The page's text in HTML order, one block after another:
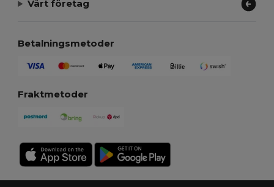
Vårt företag
Betalningsmetoder
Fraktmetoder